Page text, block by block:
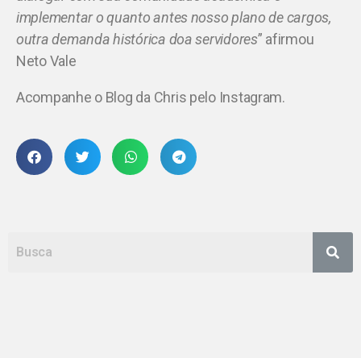
implementar o quanto antes nosso plano de cargos,
outra demanda histórica doa servidores” afirmou
Neto Vale
Acompanhe o Blog da Chris pelo Instagram.